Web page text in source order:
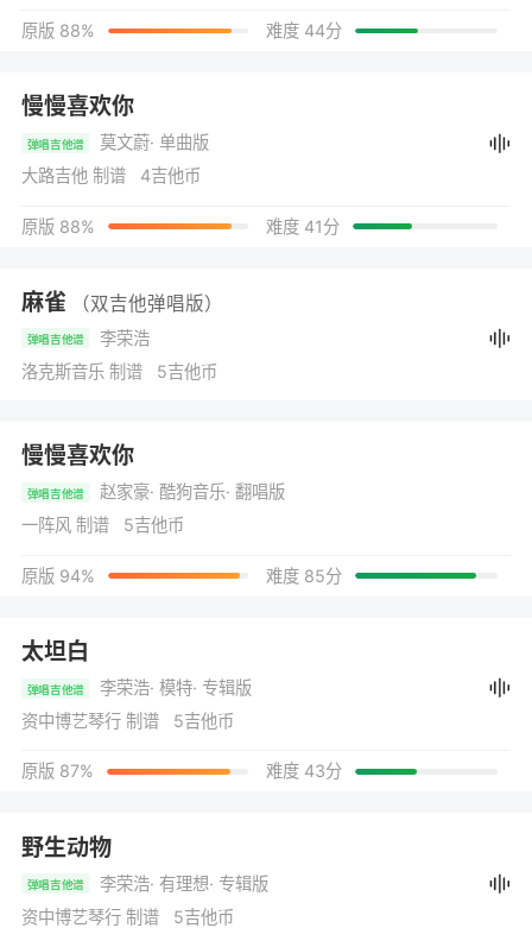
原版 88% 难度 44分
慢慢喜欢你
弹唱吉他谱 莫文蔚· 单曲版
大路吉他 制谱 4吉他币
原版 88% 难度 41分
麻雀 （双吉他弹唱版）
弹唱吉他谱
李荣浩
洛克斯音乐 制谱 5吉他币
慢慢喜欢你
弹唱吉他谱 赵家豪· 酷狗音乐· 翻唱版
一阵风 制谱 5吉他币
原版 94% 难度 85分
太坦白
弹唱吉他谱 李荣浩· 模特· 专辑版
资中博艺琴行 制谱 5吉他币
原版 87% 难度 43分
野生动物
弹唱吉他谱 李荣浩· 有理想· 专辑版
资中博艺琴行 制谱 5吉他币